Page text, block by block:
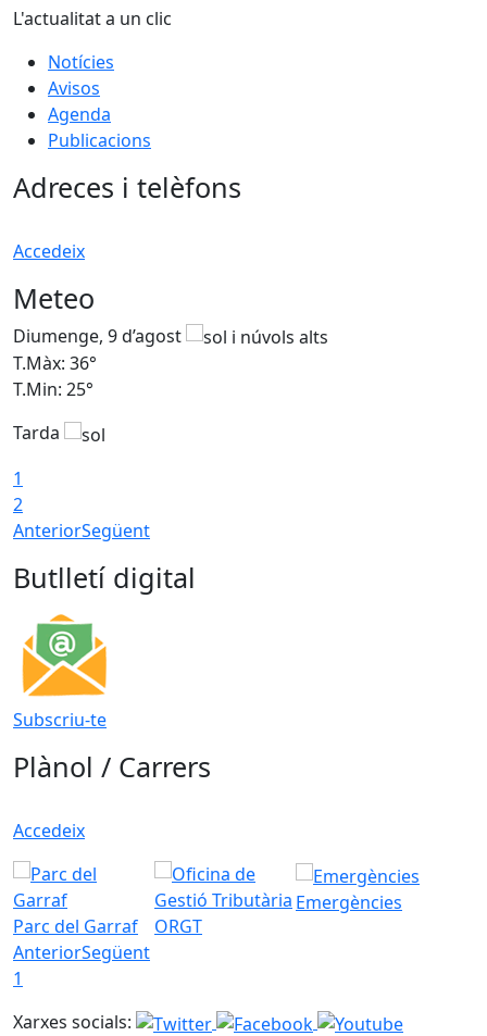
L'actualitat a un clic
Notícies
Avisos
Agenda
Publicacions
Adreces i telèfons
Accedeix
Meteo
Diumenge, 9 d’agost
T.Màx: 36°
T.Min: 25°
Tarda
1
2
AnteriorSegüent
Butlletí digital
Subscriu-te
Plànol / Carrers
Accedeix
Parc del Garraf ORGT
Emergències
AnteriorSegüent
1
Xarxes socials: